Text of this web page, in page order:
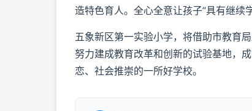
造特色育人。全心全意让孩子“具有继续
五象新区第一实验小学，将借助市教育
努力建成教育改革和创新的试验基地，
恋、社会推崇的一所好学校。